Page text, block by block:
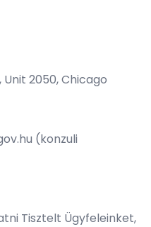
2050, Chicago
(konzuli
Tisztelt Ügyfeleinket,